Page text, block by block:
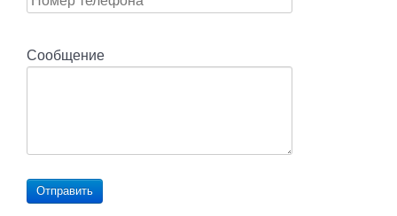
Сообщение
Отправить